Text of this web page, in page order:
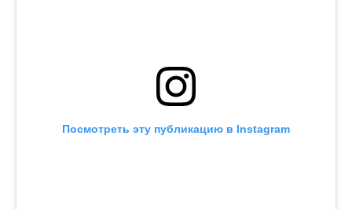
Посмотреть эту публикацию в Instagram